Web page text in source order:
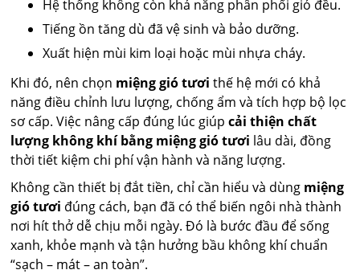
Hệ thống không còn khả năng phân phối gió đều.
Tiếng ồn tăng dù đã vệ sinh và bảo dưỡng.
Xuất hiện mùi kim loại hoặc mùi nhựa cháy.
Khi đó, nên chọn miệng gió tươi thế hệ mới có khả
năng điều chỉnh lưu lượng, chống ẩm và tích hợp bộ lọc
sơ cấp. Việc nâng cấp đúng lúc giúpcải thiện chất
lượng không khí bằng miệng gió tươi lâu dài, đồng
thời tiết kiệm chi phí vận hành và năng lượng.
Không cần thiết bị đắt tiền, chỉ cần hiểu và dùng miệng
gió tươi đúng cách, bạn đã có thể biến ngôi nhà thành
nơi hít thở dễ chịu mỗi ngày. Đó là bước đầu để sống
xanh, khỏe mạnh và tận hưởng bầu không khí chuẩn
“sạch – mát – an toàn”.